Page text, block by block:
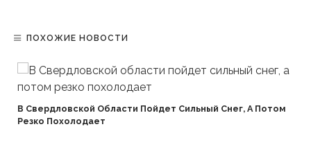
ПОХОЖИЕ НОВОСТИ
В Свердловской Области Пойдет Сильный Снег, А Потом
Резко Похолодает